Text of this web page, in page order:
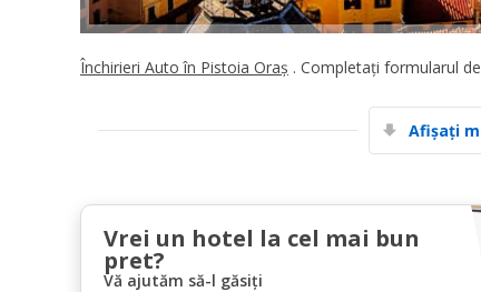
Închirieri Auto în Pistoia Oraș . Completați formularul
Afișați
Vrei un hotel la cel mai bun
pret?
Vă ajutăm să-l găsiți